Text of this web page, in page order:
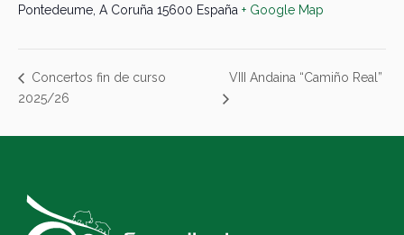
Pontedeume A Coruña 15600 España + Google Map
Concertos fin de curso
2025/26
VIII Andaina “Camiño Real”